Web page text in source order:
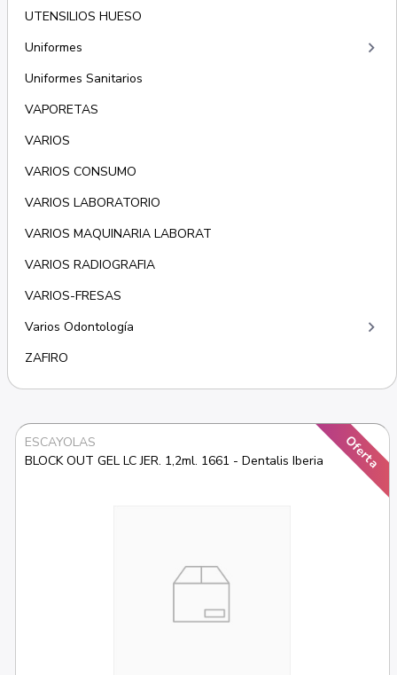
UTENSILIOS HUESO
Uniformes
keyboard_arrow_right
Uniformes Sanitarios
VAPORETAS
VARIOS
VARIOS CONSUMO
VARIOS LABORATORIO
VARIOS MAQUINARIA LABORAT
VARIOS RADIOGRAFIA
VARIOS-FRESAS
Varios Odontología
keyboard_arrow_right
ZAFIRO
Oferta
ESCAYOLAS
BLOCK OUT GEL LC JER. 1,2ml. 1661 - Dentalis Iberia